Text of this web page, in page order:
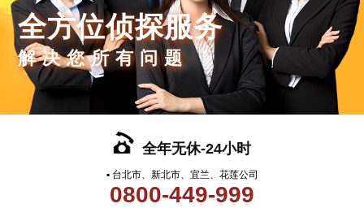
全方位侦探服务
解决您所有问题
全年无休-24小时
▪ 台北市、新北市、宜兰、花莲公司
0800-449-999